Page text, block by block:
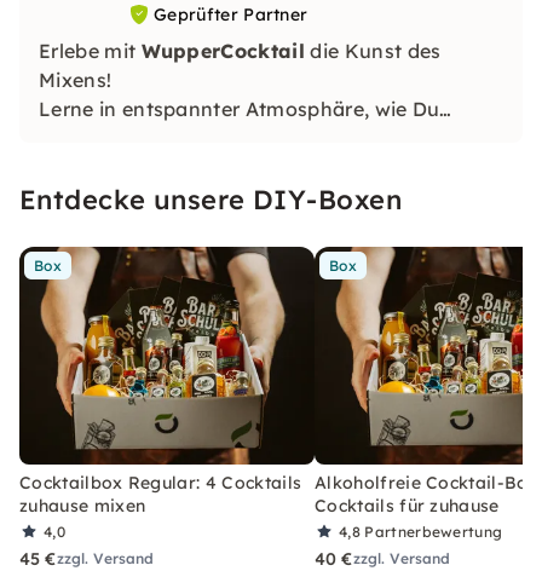
Geprüfter Partner
Erlebe mit WupperCocktail die Kunst des
Mixens!
Lerne in entspannter Atmosphäre, wie Du
Ideal für Freunde, Teams oder alle, die mehr als
Entdecke unsere DIY-Boxen
Box
Cocktailbox Regular: 4 Cocktails
zuhause mixen
4,0
45 €zzgl. Versand
Box
Alkoholfreie Cocktail-Box
Cocktails für zuhause
4,8 Partnerbewertung
40 €zzgl. Versand